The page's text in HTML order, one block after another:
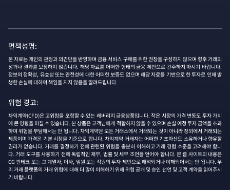
면책성명:
본 자료는 개인의 관정과 의견만을 반영하며 금융 서비스 구매를 위한 권장을 구성하지 않으며 향후 거래의
성과나 결과를 보장하지 않습니다. 해당 자료를 어떠한 형태의 금융 제안으로 간주하지 마시기 바랍니다.
정보의 정확성, 유효성 또는 완전성에 대한 어떠한 보증도 없으며 해당 자료를 기반으로 한 투자로 인해 발
생한 손실에 대하여 책임을 지지 않음을 알려드립니다.
위험 경고:
차익계약(CFD)은 고위험을 포함할 수 있는 레버리지 금융상품입니다. 작은 시장의 가격 변동도 투자 가치
에 큰 영향을 미칠 수 있습니다. 본 상품은 고객님에게 적합하지 않을 수 있으며 손실 예정 투자 금액을 초과
하여 위험을 부담해서는 안 됩니다. 차익계약은 모든 거래소에서 거래되는 것이 아니라 장외에서 거래되는
제품이며 가격은 기본 시장을 기준으로 합니다. 차익계약 거래자는 어떠한 기초자산도 소유하거나 향유할
권리가 없습니다. 거래를 결정하기 전에 관련된 위험을 충분히 이해하고 거래 경험 수준을 고려해야 합니
다. 거래 도구를 사용하기 전에 독립적인 재무, 법률 및 세무 조언을 얻어야 합니다. 본 웹 사이트의 내용은
CG 핀테크 또는 그 계열사, 이사, 임원 또는 직원의 투자 제안으로 해석되거나 이해되어서는 안 됩니다. 우
리 거래 플랫폼의 거래 위험에 대해 더 많이 이해하기 위해 위험 공개 및 승인 선언 및 고객 계약을 읽어주시
기 바랍니다.